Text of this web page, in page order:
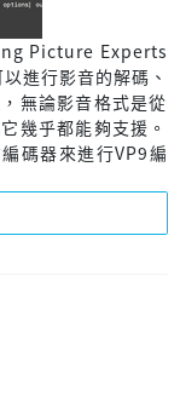
Picture Experts
進行影音的解碼、
無論影音格式是從
幾乎都能夠支援。
碼器來進行VP9編